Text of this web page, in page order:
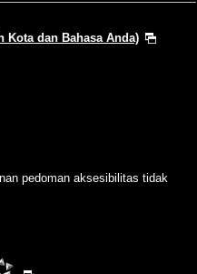
Kota dan Bahasa Anda)
pedoman aksesibilitas tidak